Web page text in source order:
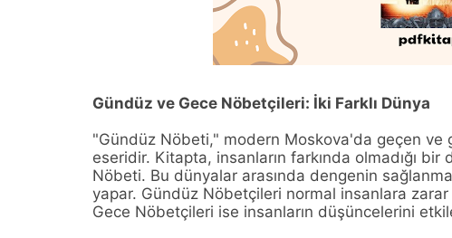
Gündüz ve Gece Nöbetçileri: İki Farklı Dünya
"Gündüz Nöbeti," modern Moskova'da geçen ve
eseridir. Kitapta, insanların farkında olmadığı
Nöbeti. Bu dünyalar arasında dengenin
yapar. Gündüz Nöbetçileri normal insanlara zarar
Gece Nöbetçileri ise insanların düşüncelerini